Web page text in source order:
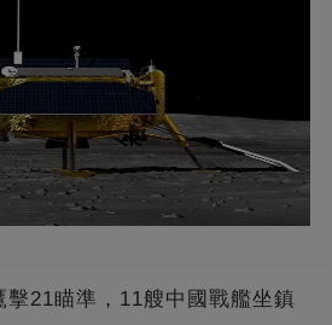
擊21瞄準，11艘中國戰艦坐鎮